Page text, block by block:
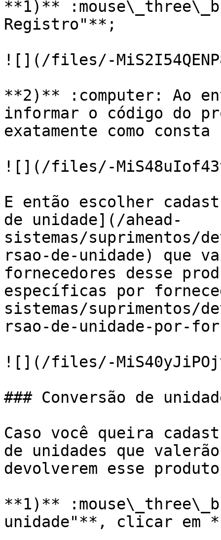
**1)**
Registro"**;
![](/files/-
**2)** :computer: Ao
informar o código do
exatamente como
![](/files/-
E então escolher
de unidade](/ahead-
sistemas/suprimentos/
rsao-de-unidade) que
fornecedores desse
específicas por
sistemas/suprimentos/
rsao-de-unidade-por-
![](/files/-
### Conversão de
Caso você queira
de unidades que
devolverem esse
**1)**
unidade"**, clicar em